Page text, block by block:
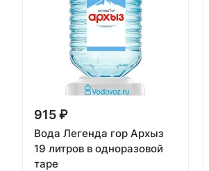
915 ₽
Вода Легенда гор Архыз
19 литров в одноразовой
таре